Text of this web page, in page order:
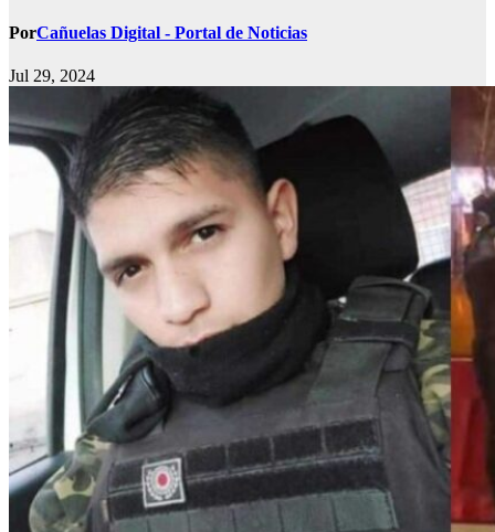
PorCañuelas Digital - Portal de Noticias
Jul 29, 2024